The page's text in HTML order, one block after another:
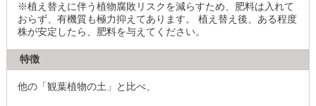
※植え替えに伴う植物腐敗リスクを減らすため、肥料は入れて
おらず、有機質も極力抑えてあります。 植え替え後、ある程度
株が安定したら、肥料を与えてください。
特徴
他の「観葉植物の土」と比べ、